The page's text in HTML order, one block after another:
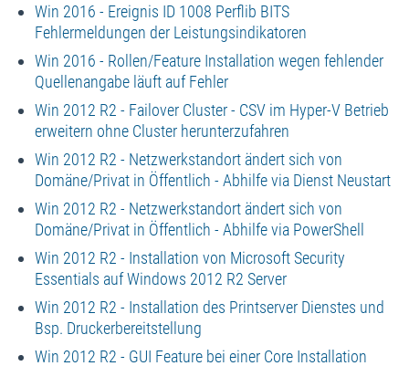
Win 2016 - Ereignis ID 1008 Perflib BITS
Fehlermeldungen der Leistungsindikatoren
Win 2016 - Rollen/Feature Installation wegen fehlender
Quellenangabe läuft auf Fehler
Win 2012 R2 - Failover Cluster - CSV im Hyper-V Betrieb
erweitern ohne Cluster herunterzufahren
Win 2012 R2 - Netzwerkstandort ändert sich von
Domäne/Privat in Öffentlich - Abhilfe via Dienst Neustart
Win 2012 R2 - Netzwerkstandort ändert sich von
Domäne/Privat in Öffentlich - Abhilfe via PowerShell
Win 2012 R2 - Installation von Microsoft Security
Essentials auf Windows 2012 R2 Server
Win 2012 R2 - Installation des Printserver Dienstes und
Bsp. Druckerbereitstellung
Win 2012 R2 - GUI Feature bei einer Core Installation